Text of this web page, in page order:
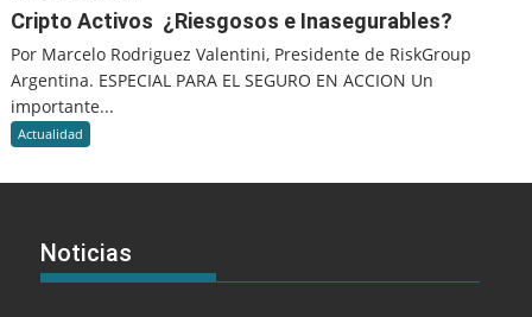
Cripto Activos ¿Riesgosos e Inasegurables?
Por Marcelo Rodriguez Valentini, Presidente de RiskGroup
Argentina. ESPECIAL PARA EL SEGURO EN ACCION Un
importante...
Actualidad
Noticias